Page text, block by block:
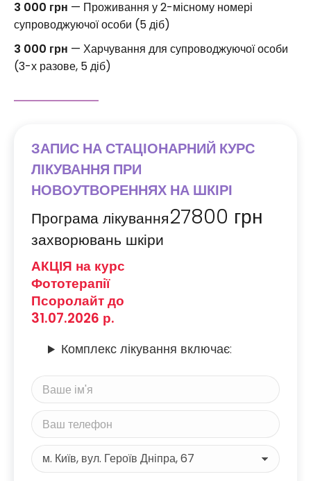
3 000 грн — Проживання у 2-місному номері
супроводжуючої особи (5 діб)
3 000 грн — Харчування для супроводжуючої особи
(3-х разове, 5 діб)
ЗАПИС НА СТАЦІОНАРНИЙ КУРС
ЛІКУВАННЯ ПРИ
НОВОУТВОРЕННЯХ НА ШКІРІ
Програма лікування
захворювань шкіри
27800 грн
АКЦІЯ на курс
Фототерапії
Псоролайт до
31.07.2026 р.
Комплекс лікування включає: